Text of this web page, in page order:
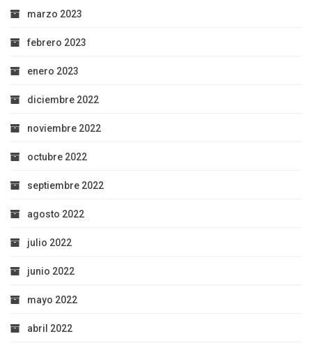
marzo 2023
febrero 2023
enero 2023
diciembre 2022
noviembre 2022
octubre 2022
septiembre 2022
agosto 2022
julio 2022
junio 2022
mayo 2022
abril 2022